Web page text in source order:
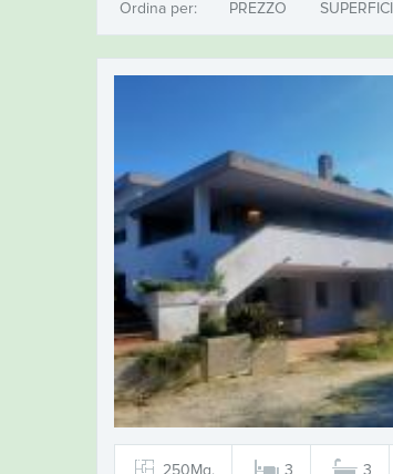
Ordina per: PREZZO
250Mq. 3 3